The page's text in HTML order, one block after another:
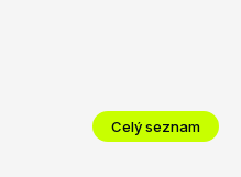
Celý seznam